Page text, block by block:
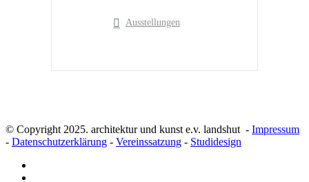
Ausstellungen
© Copyright 2025. architektur und kunst e.v. landshut - Impressum
- Datenschutzerklärung - Vereinssatzung - Studidesign